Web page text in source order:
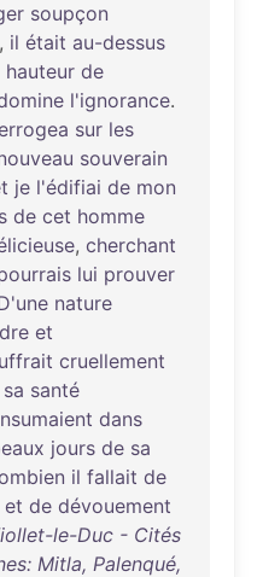
soupçon
, il était au-dessus
hauteur de
l'ignorance.
sur les
souverain
je l'édifiai de mon
de cet homme
, cherchant
lui prouver
nature
et
cruellement
sa santé
dans
jours de sa
il fallait de
et de dévouement
le-Duc - Cités
Mitla, Palenqué,